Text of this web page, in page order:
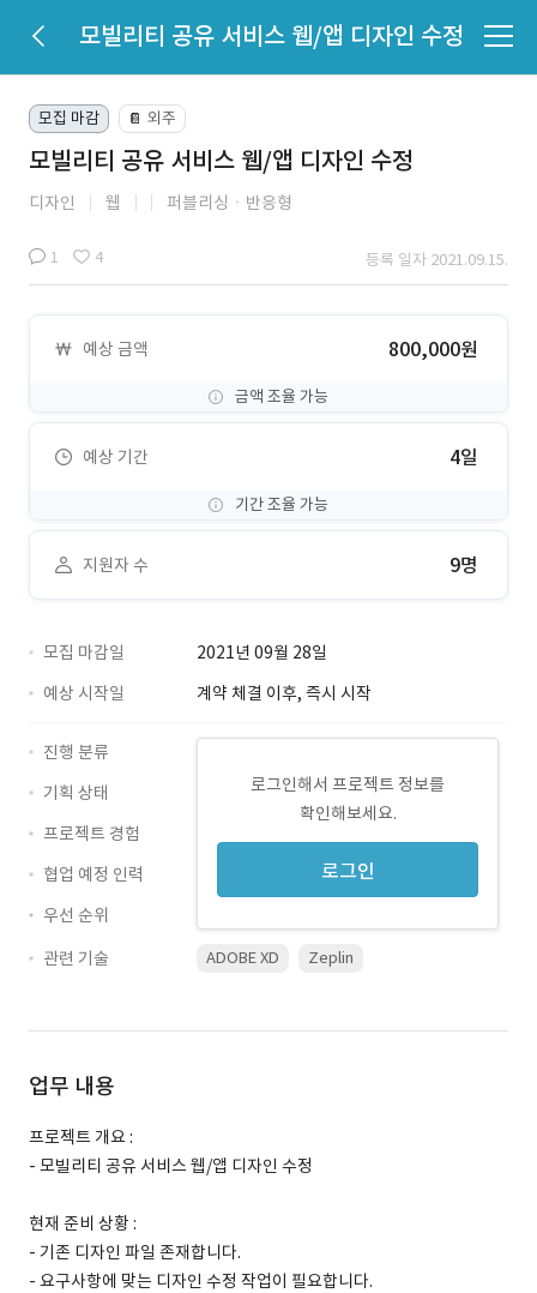
모빌리티 공유 서비스 웹/앱 디자인 수정
모집 마감 📔 외주
모빌리티 공유 서비스 웹/앱 디자인 수정
디자인 웹 퍼블리싱ㆍ반응형
1 4 등록 일자 2021.09.15.
예상 금액 800,000원
금액 조율 가능
예상 기간 4일
기간 조율 가능
지원자 수 9명
모집 마감일
2021년 09월 28일
예상 시작일
계약 체결 이후, 즉시 시작
로그인해서 프로젝트 정보를
확인해보세요.
로그인
진행 분류
기획 상태
프로젝트 경험
협업 예정 인력
우선 순위
관련 기술
ADOBE XD Zeplin
업무 내용
프로젝트 개요 :
- 모빌리티 공유 서비스 웹/앱 디자인 수정
현재 준비 상황 :
- 기존 디자인 파일 존재합니다.
- 요구사항에 맞는 디자인 수정 작업이 필요합니다.